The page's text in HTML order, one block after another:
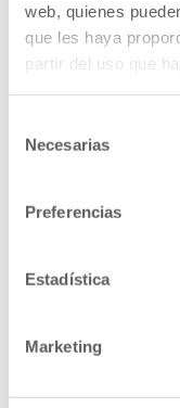
web, quienes
que les haya
partir del uso que
Necesarias
Preferencias
Estadística
Marketing